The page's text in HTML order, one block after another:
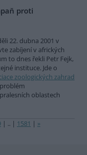
proti
22. dubna 2001 v
zabíjení v afrických
to dnes řekli Petr Fejk,
instituce. Jde o
zoologických zahrad
oblastech
| .. | 1581 | »